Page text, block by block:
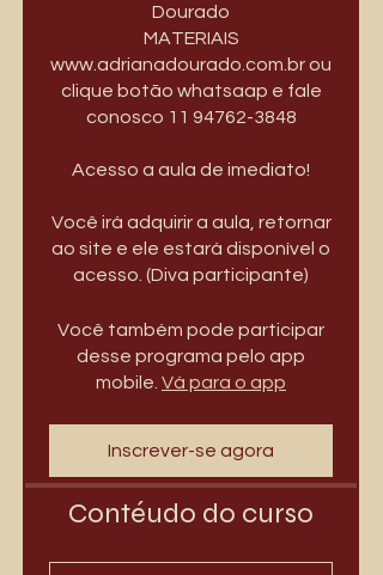
Dourado
MATERIAIS
www.adrianadourado.com.br ou
clique botão whatsaap e fale
conosco 11 94762-3848
Acesso a aula de imediato!
Você irá adquirir a aula, retornar
ao site e ele estará disponível o
acesso. (Diva participante)
Você também pode participar
desse programa pelo app
mobile. Vá para o app
Inscrever-se agora
Contéudo do curso